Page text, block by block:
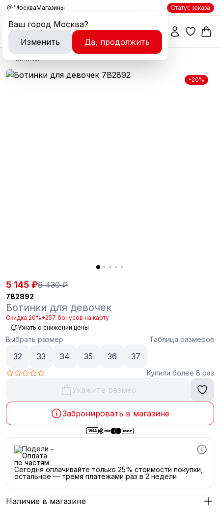
Москва
Ваш город Москва?
Изменить
Да, продолжить
Магазины Статус заказа
Ботинки
-20%
5 145 ₽6 430 ₽
7B2892
Ботинки для девочек
Скидка 20%+257 бонусов на карту
Узнать о снижении цены
Выбрать размер Таблица размеров
32 33 34 35 36 37
Купили более 8 раз
Укажите размер
Забронировать в магазине
Сегодня оплачивайте только 25% стоимости покупки,
остальное — тремя платежами раз в 2 недели
Наличие в магазине